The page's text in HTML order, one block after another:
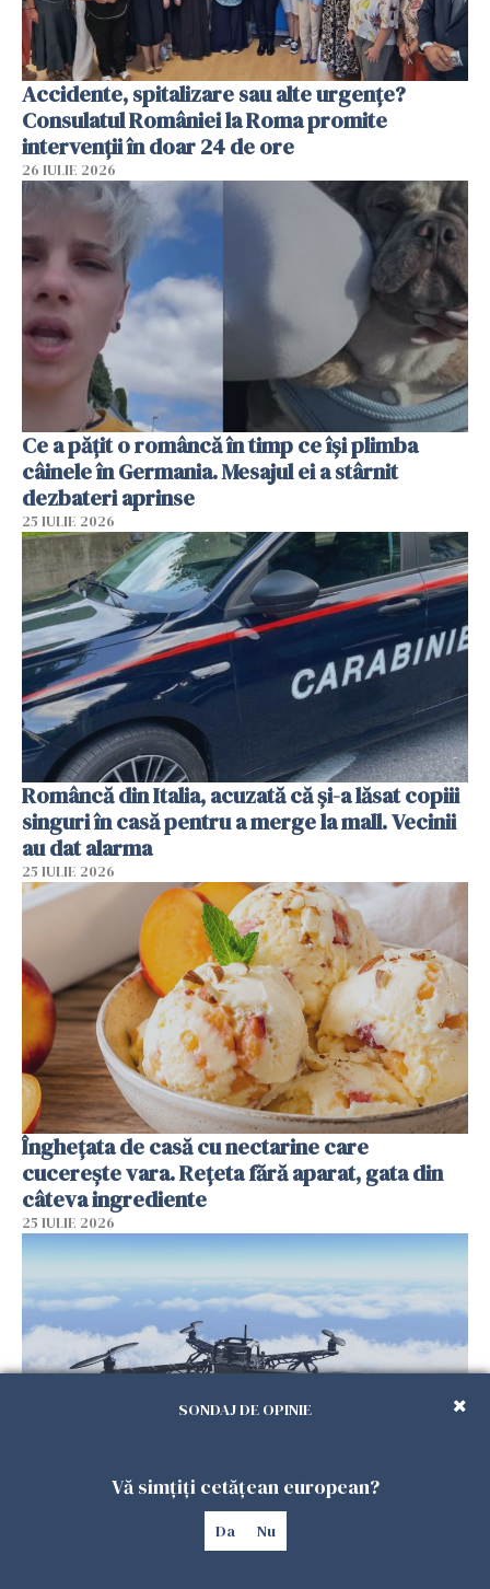
Accidente, spitalizare sau alte urgențe?
Consulatul României la Roma promite
intervenții în doar 24 de ore
26 IULIE 2026
Ce a pățit o româncă în timp ce își plimba
câinele în Germania. Mesajul ei a stârnit
dezbateri aprinse
25 IULIE 2026
Româncă din Italia, acuzată că și-a lăsat copiii
singuri în casă pentru a merge la mall. Vecinii
au dat alarma
25 IULIE 2026
Înghețata de casă cu nectarine care
cucerește vara. Rețeta fără aparat, gata din
câteva ingrediente
25 IULIE 2026
Încă o dronă a fost doborâtă de un F-16
românesc după ce a intrat ilegal în spațiul
SONDAJ DE OPINIE
Vă simțiți cetățean european?
Da Nu